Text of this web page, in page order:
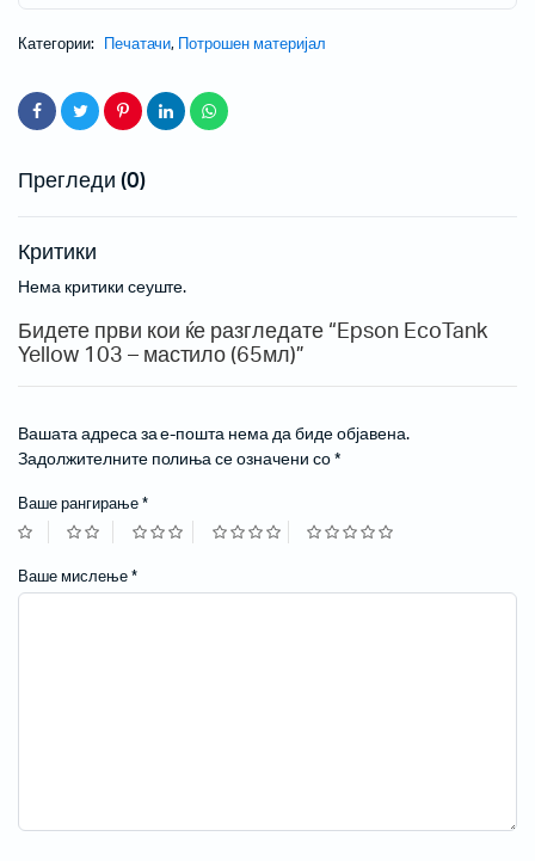
Категории: Печатачи, Потрошен материјал
Прегледи (0)
Критики
Нема критики сеуште.
Бидете први кои ќе разгледате “Epson EcoTank
Yellow 103 – мастило (65мл)”
Вашата адреса за е-пошта нема да биде објавена.
Задолжителните полиња се означени со *
Ваше рангирање *
Ваше мислење *